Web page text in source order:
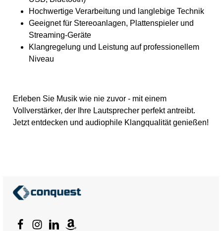
Hochwertige Verarbeitung und langlebige Technik
Geeignet für Stereoanlagen, Plattenspieler und
Streaming-Geräte
Klangregelung und Leistung auf professionellem
Niveau
Erleben Sie Musik wie nie zuvor - mit einem
Vollverstärker, der Ihre Lautsprecher perfekt antreibt.
Jetzt entdecken und audiophile Klangqualität genießen!